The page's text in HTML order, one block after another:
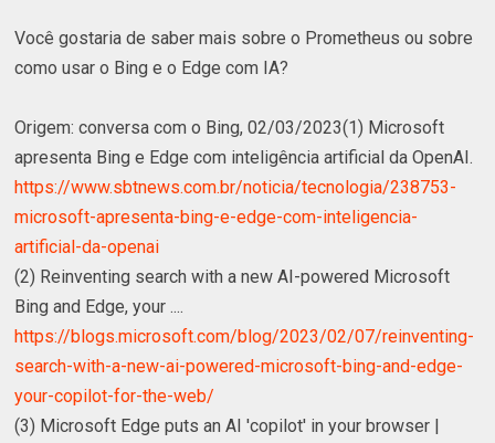
Você gostaria de saber mais sobre o Prometheus ou sobre
como usar o Bing e o Edge com IA?
Origem: conversa com o Bing, 02/03/2023(1) Microsoft
apresenta Bing e Edge com inteligência artificial da OpenAI.
https://www.sbtnews.com.br/noticia/tecnologia/238753-
microsoft-apresenta-bing-e-edge-com-inteligencia-
artificial-da-openai
(2) Reinventing search with a new AI-powered Microsoft
Bing and Edge, your ....
https://blogs.microsoft.com/blog/2023/02/07/reinventing-
search-with-a-new-ai-powered-microsoft-bing-and-edge-
your-copilot-for-the-web/
(3) Microsoft Edge puts an AI 'copilot' in your browser |